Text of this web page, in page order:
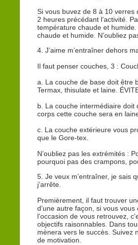
Si vous buvez de 8 à 10 verres
2 heures précédant l’activité.
température chaude et
chaude et humide. N’oubliez
4. J’aime m’entraîner dehors
Il faut penser couches, 3 :
a. La couche de base doit être
Termax, thisulate et laine.
b. La couche intermédiaire doit
corps cette couche sera en
c. La couche extérieure vous
que le Gore-tex.
N’oubliez pas les extrémités :
pourquoi pas des crampons,
5. Je veux m’entraîner, je sais
j’arrête.
Premièrement, il faut trouver
d’une autre façon, si vous
l’occasion de vous retrouvez,
objectifs raisonnables. Dans
mènera vers le succès. Suivez
de motivation.